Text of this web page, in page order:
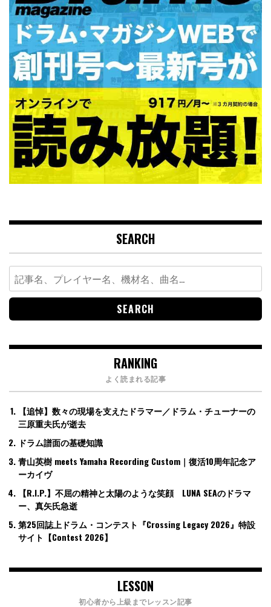
SEARCH
Search
for:
RANKING
よく読まれる記事
【追悼】数々の現場を支えたドラマー／ドラム・チューナーの
三原重夫氏が逝去
ドラム譜面の基礎知識
青山英樹 meets Yamaha Recording Custom｜復活10周年記念ア
ーカイヴ
【R.I.P.】不屈の精神と太陽のような笑顔 LUNA SEAのドラマ
ー、真矢氏急逝
第25回誌上ドラム・コンテスト『Crossing Legacy 2026』特設
サイト【Contest 2026】
LESSON
初心者から上級までレッスン記事